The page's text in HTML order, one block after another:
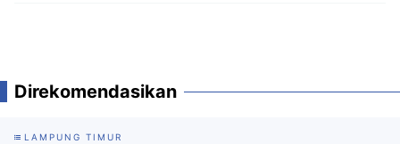
Direkomendasikan
LAMPUNG TIMUR